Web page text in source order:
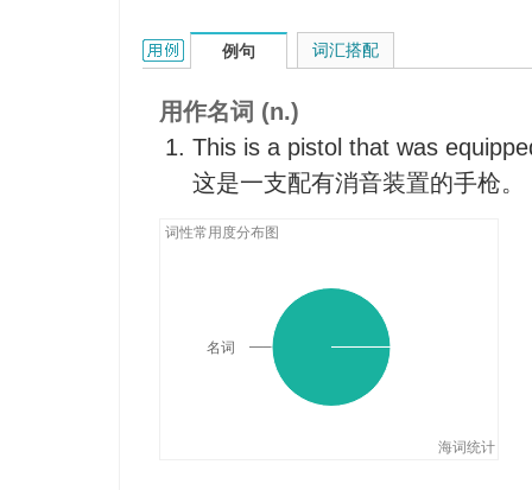
silencer的用法和样例：
例句
用作名词 (n.)
This is a pistol that was
这是一支配有消音装置的手枪。
词性常用度分布图
海词统计
名词
词汇搭配